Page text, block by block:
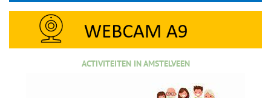
ACTIVITEITEN IN AMSTELVEEN